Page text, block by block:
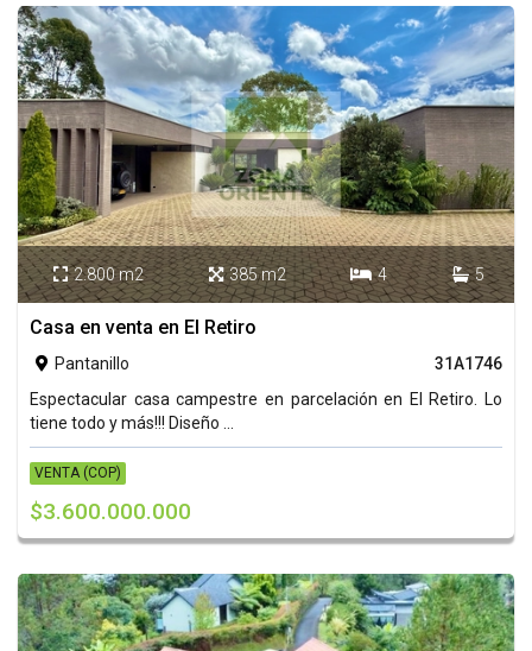
 2.800 m2  385 m2  4  5
Casa en venta en El Retiro
 Pantanillo
31A1746
Espectacular casa campestre en parcelación en El Retiro. Lo
tiene todo y más!!! Diseño ...
VENTA (COP)
$3.600.000.000